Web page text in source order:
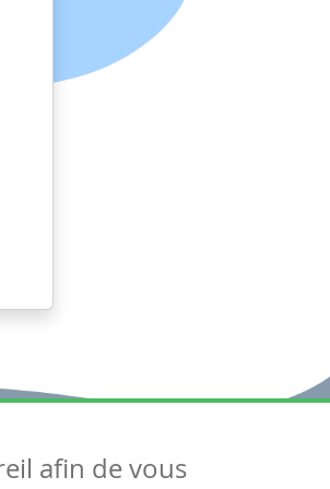
afin de vous